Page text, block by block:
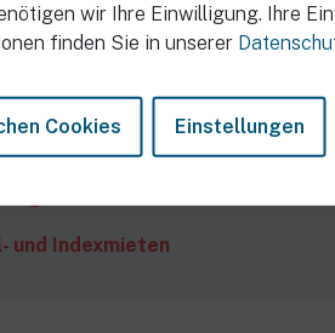
wir Ihre Einwilligung. Ihre
finden Sie in unserer
Cookies Einstellungen
eine Mieterhöhung?
ortsüblichen Vergleichsmiete
und Indexmieten